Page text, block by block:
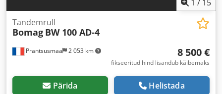
1 / 15
Prantsusmaa 2 053 km
Tandemrull
Bomag BW 100 AD-4
8 500 €
fikseeritud hind lisandub käibemaks
Pärida Helistada